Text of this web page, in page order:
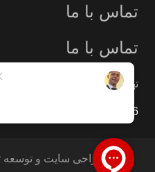
تماس با ما
تماس با ما
تهران -جاده خاوران -خاتون
09121233946
طراحی سایت و